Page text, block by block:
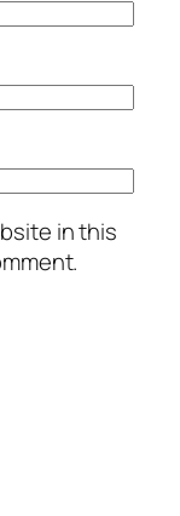
in this